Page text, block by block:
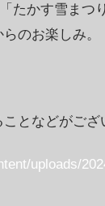
たかす雪まつ
のお楽しみ。
となどがご
uploads/